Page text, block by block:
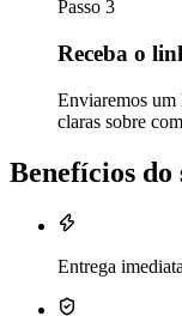
Passo 3
Receba o
Enviaremos um
claras sobre
Benefícios do
Entrega imediata